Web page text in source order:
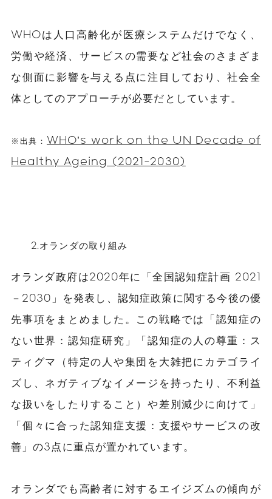
WHOは人口高齢化が医療システムだけでなく、
労働や経済、サービスの需要など社会のさまざま
な側面に影響を与える点に注目しており、社会全
体としてのアプローチが必要だとしています。
※出典： WHO’s work on the UN Decade of
Healthy Ageing (2021-2030)
2.オランダの取り組み
オランダ政府は2020年に「全国認知症計画 2021
－2030」を発表し、認知症政策に関する今後の優
先事項をまとめました。この戦略では「認知症の
ない世界：認知症研究」「認知症の人の尊重：ス
ティグマ（特定の人や集団を大雑把にカテゴライ
ズし、ネガティブなイメージを持ったり、不利益
な扱いをしたりすること）や差別減少に向けて」
「個々に合った認知症支援：支援やサービスの改
善」の3点に重点が置かれています。
オランダでも高齢者に対するエイジズムの傾向が